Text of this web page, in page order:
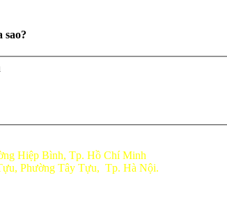
sao?
Hiệp Bình, Tp. Hồ Chí Minh
Phường Tây Tựu, Tp. Hà Nội.